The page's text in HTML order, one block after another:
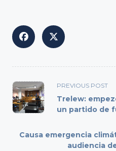
<span
class="nav-
subtitle
reader-
text">Page</span>
PREVIOUS POST
Trelew:
un partido de
Causa emergencia
audiencia